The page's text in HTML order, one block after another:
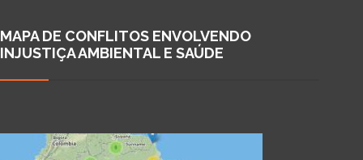
MAPA DE CONFLITOS ENVOLVENDO
INJUSTIÇA AMBIENTAL E SAÚDE